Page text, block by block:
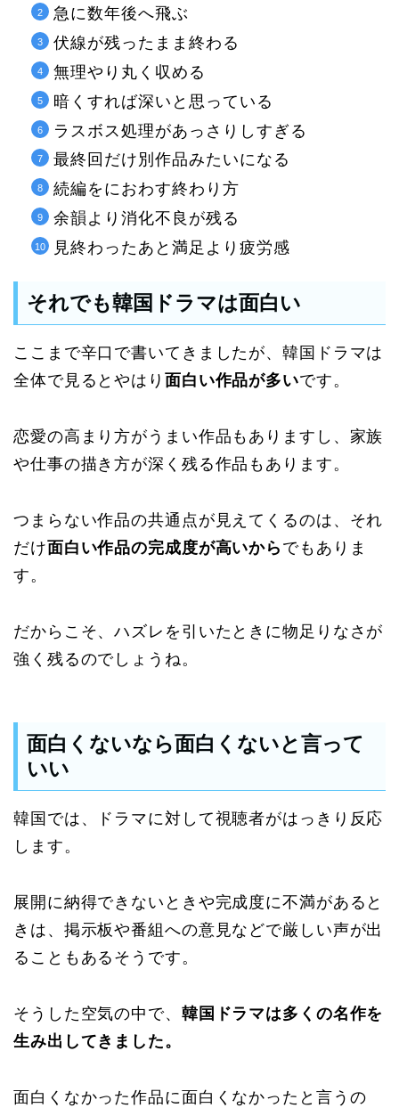
急に数年後へ飛ぶ
伏線が残ったまま終わる
無理やり丸く収める
暗くすれば深いと思っている
ラスボス処理があっさりしすぎる
最終回だけ別作品みたいになる
続編をにおわす終わり方
余韻より消化不良が残る
見終わったあと満足より疲労感
それでも韓国ドラマは面白い
ここまで辛口で書いてきましたが、韓国ドラマは
全体で見るとやはり 面白い作品が多いです。
恋愛の高まり方がうまい作品もありますし、家族
や仕事の描き方が深く残る作品もあります。
つまらない作品の共通点が見えてくるのは、それ
だけ面白い作品の完成度が高いから でもありま
す。
だからこそ、ハズレを引いたときに物足りなさが
強く残るのでしょうね。
面白くないなら面白くないと言って
いい
韓国では、ドラマに対して視聴者がはっきり反応
します。
展開に納得できないときや完成度に不満があると
きは、掲示板や番組への意見などで厳しい声が出
ることもあるそうです。
そうした空気の中で、 韓国ドラマは多くの名作を
生み出してきました。
面白くなかった作品に面白くなかったと言うの